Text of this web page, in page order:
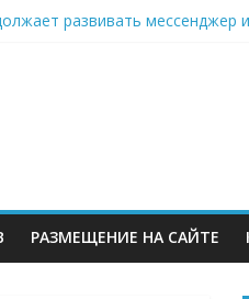
развивать мессенджер
РАЗМЕЩЕНИЕ НА САЙТЕ